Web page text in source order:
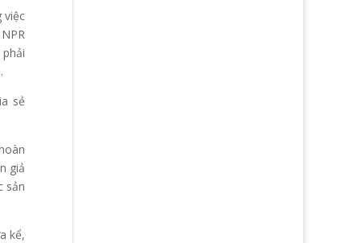
việc
sẻ
giả
sản
kể,